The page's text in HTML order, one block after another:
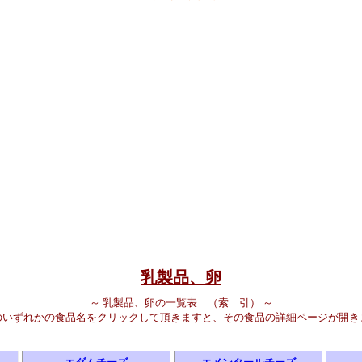
乳製品、卵
～ 乳製品、卵の一覧表 （索 引） ～
ずれかの食品名をクリックして頂きますと、その食品の詳細ページが開き